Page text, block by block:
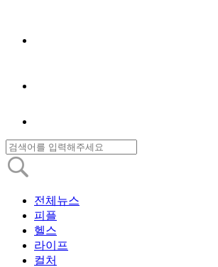
전체뉴스
피플
헬스
라이프
컬처